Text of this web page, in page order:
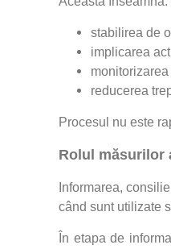
stabilirea de
implicarea
reducerea
Procesul nu este
Rolul măsurilor
Informarea,
când sunt utilizate
În etapa de